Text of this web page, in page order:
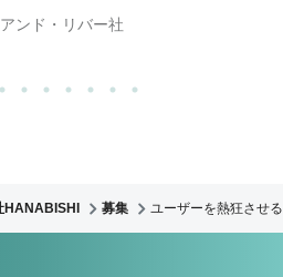
ンド・リバー社
HANABISHI 募集 ユーザーを熱狂させ